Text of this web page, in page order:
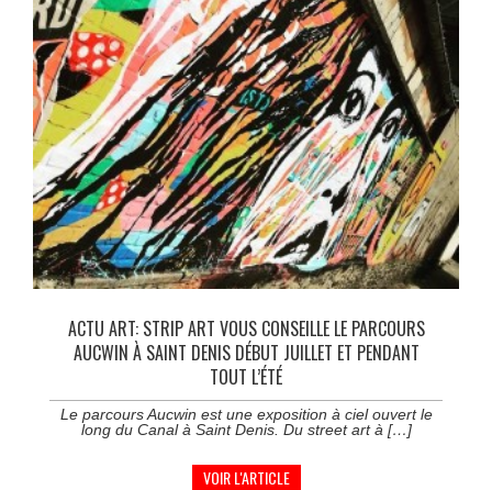
ACTU ART: STRIP ART VOUS CONSEILLE LE PARCOURS
AUCWIN À SAINT DENIS DÉBUT JUILLET ET PENDANT
TOUT L’ÉTÉ
Le parcours Aucwin est une exposition à ciel ouvert le
long du Canal à Saint Denis. Du street art à […]
VOIR L'ARTICLE